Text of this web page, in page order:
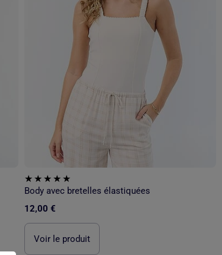
Body avec bretelles élastiquées
12,00 €
Voir le produit